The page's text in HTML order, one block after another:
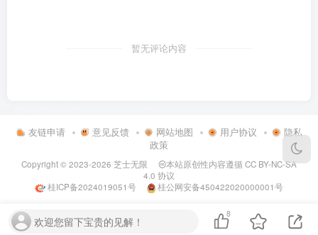
暂无评论内容
友链申请 意见反馈 网站地图 用户协议
隐私
政策
Copyright © 2023-2026 芝士无限 本站原创性内容遵循CC BY-NC-SA
4.0 协议
桂ICP备2024019051号
桂公网安备450422020000001号
欢迎您留下宝贵的见解！
8